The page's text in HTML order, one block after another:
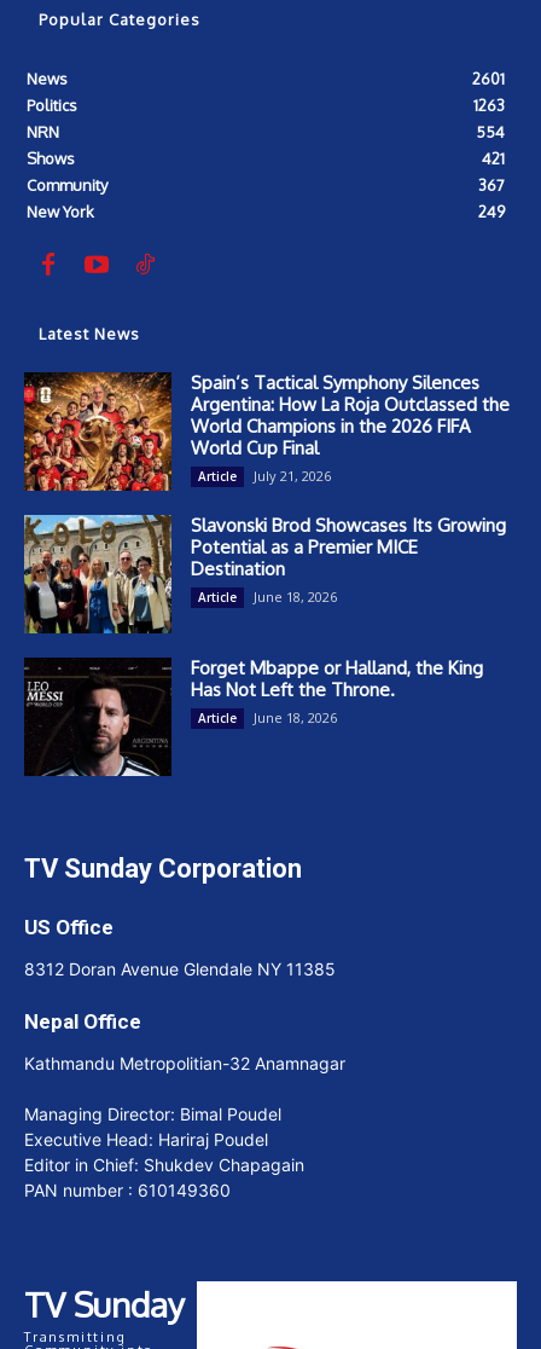
Popular Categories
News
2601
Politics
1263
NRN
554
Shows
421
Community
367
New York
249
Latest News
Spain’s Tactical Symphony Silences
Argentina: How La Roja Outclassed the
World Champions in the 2026 FIFA
World Cup Final
Article July 21, 2026
Slavonski Brod Showcases Its Growing
Potential as a Premier MICE
Destination
Article June 18, 2026
Forget Mbappe or Halland, the King
Has Not Left the Throne.
Article June 18, 2026
TV Sunday Corporation
US Office
8312 Doran Avenue Glendale NY 11385
Nepal Office
Kathmandu Metropolitian-32 Anamnagar
Managing Director: Bimal Poudel
Executive Head: Hariraj Poudel
Editor in Chief: Shukdev Chapagain
PAN number : 610149360
TV Sunday
Transmitting